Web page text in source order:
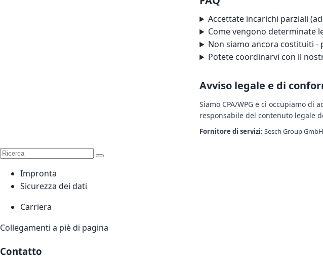
Accettate incarichi parziali
Come vengono determinate
Non siamo ancora costituiti -
Potete coordinarvi con il
Avviso legale e di
Siamo CPA/WPG e ci occupiamo
responsabile del contenuto legale
Fornitore di servizi: Sesch Group
Impronta
Sicurezza dei dati
Carriera
Collegamenti a piè di pagina
Contatto